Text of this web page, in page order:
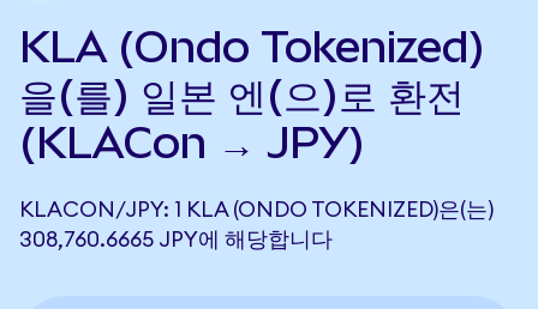
KLA (Ondo Tokenized)
을(를) 일본 엔(으)로 환전
(KLACon → JPY)
KLACON/JPY: 1 KLA (ONDO TOKENIZED)은(는)
308,760.6665 JPY에 해당합니다